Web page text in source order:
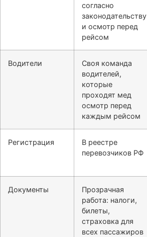
согласно
законодательству
и осмотр перед
рейсом
Водители
Своя команда
водителей,
которые
проходят мед
осмотр перед
каждым рейсом
Регистрация
В реестре
перевозчиков РФ
Документы
Прозрачная
работа: налоги,
билеты,
страховка для
всех пассажиров